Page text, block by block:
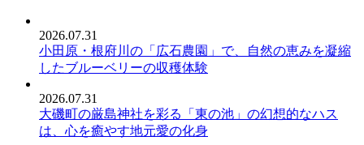
2026.07.31
小田原・根府川の「広石農園」で、自然の恵みを凝縮
したブルーベリーの収穫体験
2026.07.31
大磯町の厳島神社を彩る「東の池」の幻想的なハス
は、心を癒やす地元愛の化身